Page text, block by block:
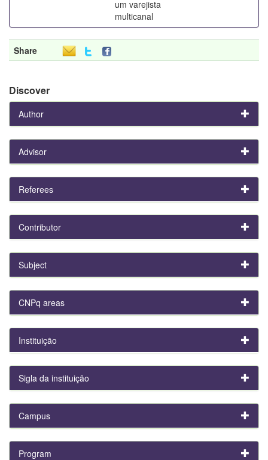
um varejista
multicanal
Share
Discover
Author
Advisor
Referees
Contributor
Subject
CNPq areas
Instituição
Sigla da instituição
Campus
Program